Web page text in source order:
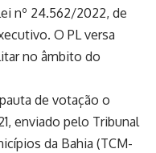
nº 24.562/2022, de
O PL versa
no âmbito do
de votação o
enviado pelo Tribunal
da Bahia (TCM-